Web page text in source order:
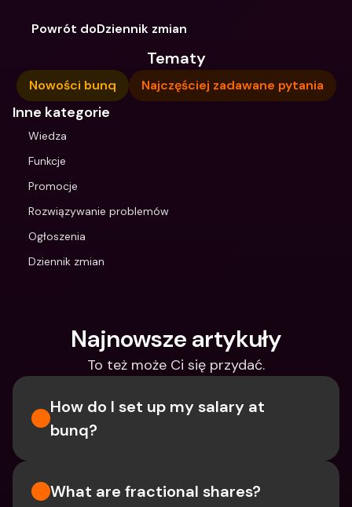
Powrót doDziennik zmian
Tematy
Nowości bunq Najczęściej zadawane pytania
Inne kategorie
Wiedza
Funkcje
Promocje
Rozwiązywanie problemów
Ogłoszenia
Dziennik zmian
Najnowsze artykuły
To też może Ci się przydać.
How do I set up my salary at
bunq?
What are fractional shares?